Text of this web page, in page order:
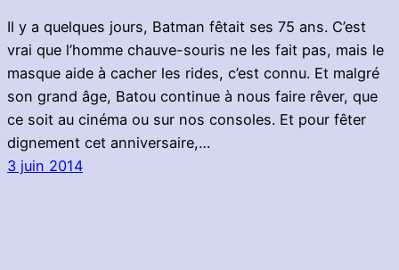
Il y a quelques jours, Batman fêtait ses 75 ans. C’est
vrai que l’homme chauve-souris ne les fait pas, mais le
masque aide à cacher les rides, c’est connu. Et malgré
son grand âge, Batou continue à nous faire rêver, que
ce soit au cinéma ou sur nos consoles. Et pour fêter
dignement cet anniversaire,…
3 juin 2014